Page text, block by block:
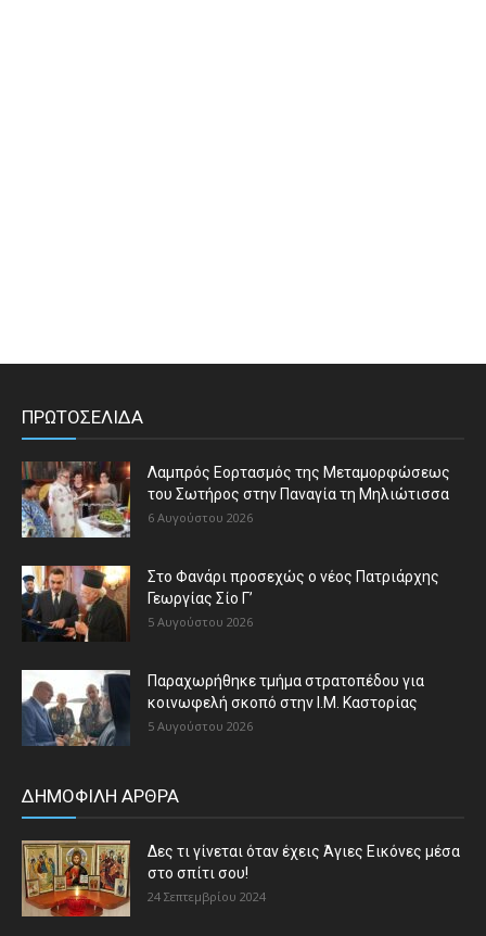
ΠΡΩΤΟΣΕΛΙΔΑ
Λαμπρός Εορτασμός της Μεταμορφώσεως
του Σωτήρος στην Παναγία τη Μηλιώτισσα
6 Αυγούστου 2026
Στο Φανάρι προσεχώς ο νέος Πατριάρχης
Γεωργίας Σίο Γ’
5 Αυγούστου 2026
Παραχωρήθηκε τμήμα στρατοπέδου για
κοινωφελή σκοπό στην Ι.Μ. Καστορίας
5 Αυγούστου 2026
ΔΗΜΟΦΙΛΗ ΑΡΘΡΑ
Δες τι γίνεται όταν έχεις Άγιες Εικόνες μέσα
στο σπίτι σου!
24 Σεπτεμβρίου 2024